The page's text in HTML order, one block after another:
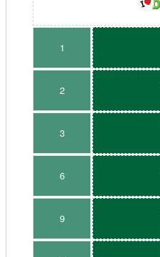
1
2
3
6
9